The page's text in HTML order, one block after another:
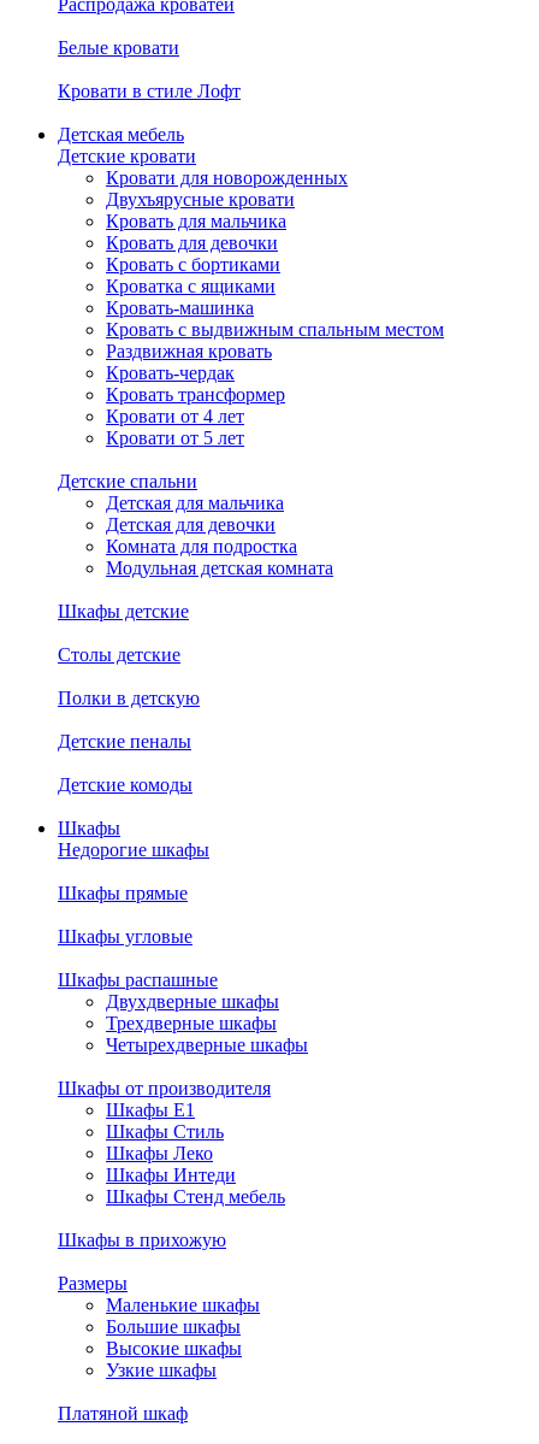
Распродажа кроватей
Белые кровати
Кровати в стиле Лофт
Детская мебель
Детские кровати
Кровати для новорожденных
Двухъярусные кровати
Кровать для мальчика
Кровать для девочки
Кровать с бортиками
Кроватка с ящиками
Кровать-машинка
Кровать с выдвижным спальным местом
Раздвижная кровать
Кровать-чердак
Кровать трансформер
Кровати от 4 лет
Кровати от 5 лет
Детские спальни
Детская для мальчика
Детская для девочки
Комната для подростка
Модульная детская комната
Шкафы детские
Столы детские
Полки в детскую
Детские пеналы
Детские комоды
Шкафы
Недорогие шкафы
Шкафы прямые
Шкафы угловые
Шкафы распашные
Двухдверные шкафы
Трехдверные шкафы
Четырехдверные шкафы
Шкафы от производителя
Шкафы E1
Шкафы Стиль
Шкафы Леко
Шкафы Интеди
Шкафы Стенд мебель
Шкафы в прихожую
Размеры
Маленькие шкафы
Большие шкафы
Высокие шкафы
Узкие шкафы
Платяной шкаф